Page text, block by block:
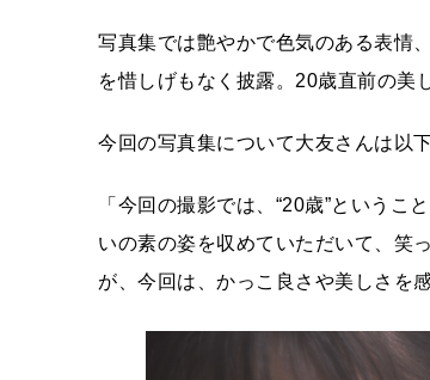
写真集では艶やかで色気のある表情
を惜しげもなく披露。20歳直前の美
今回の写真集について大友さんは以
「今回の撮影では、“20歳”という
いの素の姿を収めていただいて、笑
が、今回は、かっこ良さや美しさを